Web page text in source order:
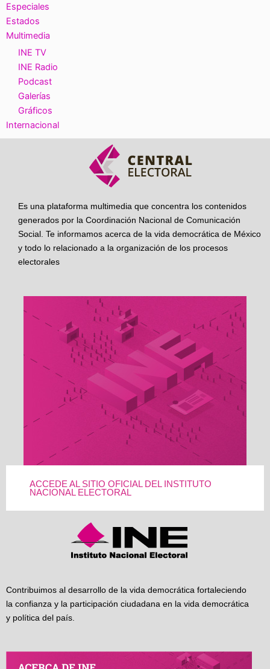
Especiales
Estados
Multimedia
INE TV
INE Radio
Podcast
Galerías
Gráficos
Internacional
Es una plataforma multimedia que concentra los contenidos
generados por la Coordinación Nacional de Comunicación
Social. Te informamos acerca de la vida democrática de México
y todo lo relacionado a la organización de los procesos
electorales
ACCEDE AL SITIO OFICIAL DEL INSTITUTO
NACIONAL ELECTORAL
Contribuimos al desarrollo de la vida democrática fortaleciendo
la confianza y la participación ciudadana en la vida democrática
y política del país.